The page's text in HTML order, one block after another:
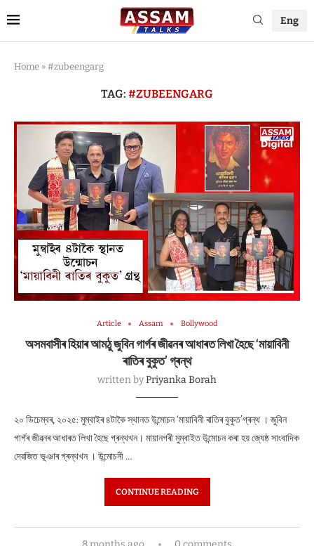
Eng
Home » #zubeengarg
TAG: #ZUBEENGARG
Article Assam Bollywood
অসমবাসীৰ হিয়াৰ আমঠু জুবিন গাৰ্গৰ জীৱনৰ আধাৰত লিখা হৈছে ‘মায়াবিনী
ৰাতিৰ বুকুত’ গ্ৰন্থ
written byPriyanka Borah
২০ ডিচেম্বৰ, ২০২৫: মুম্বাইৰ ৪টাকৈ স্থানত উন্মোচন ‘মায়াবিনী ৰাতিৰ বুকুত’গ্ৰন্থ । জুবিন
গাৰ্গৰ জীৱনৰ আধাৰত লিখা হৈছে গ্ৰন্থখন। মায়ানগৰী মুম্বাইত উন্মোচন কৰা হয় জ্যেষ্ঠ সাংবাদিক
দেৱজিত ভূঞাৰ গ্ৰন্থখন । উন্মোচনী …
CONTINUE READING